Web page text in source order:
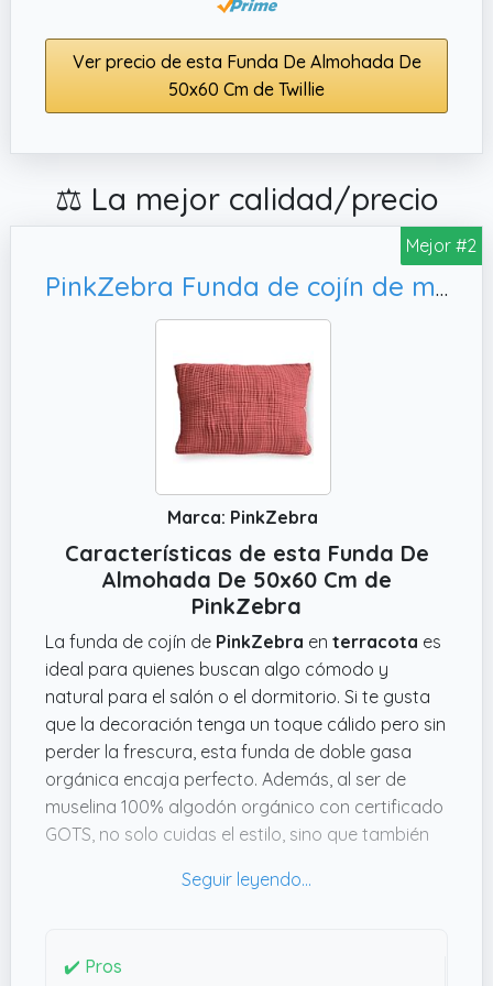
Ver precio de esta Funda De Almohada De
50x60 Cm de Twillie
⚖️ La mejor calidad/precio
Mejor #2
PinkZebra Funda de cojín de muselina orgánica de doble gasa, color terracota
Marca: PinkZebra
Características de esta Funda De
Almohada De 50x60 Cm de
PinkZebra
La funda de cojín de PinkZebra en terracota es
ideal para quienes buscan algo cómodo y
natural para el salón o el dormitorio. Si te gusta
que la decoración tenga un toque cálido pero sin
perder la frescura, esta funda de doble gasa
orgánica encaja perfecto. Además, al ser de
muselina 100% algodón orgánico con certificado
GOTS, no solo cuidas el estilo, sino que también
y suaves al tacto, cosa que se agradece si tienes
✔️ Pros